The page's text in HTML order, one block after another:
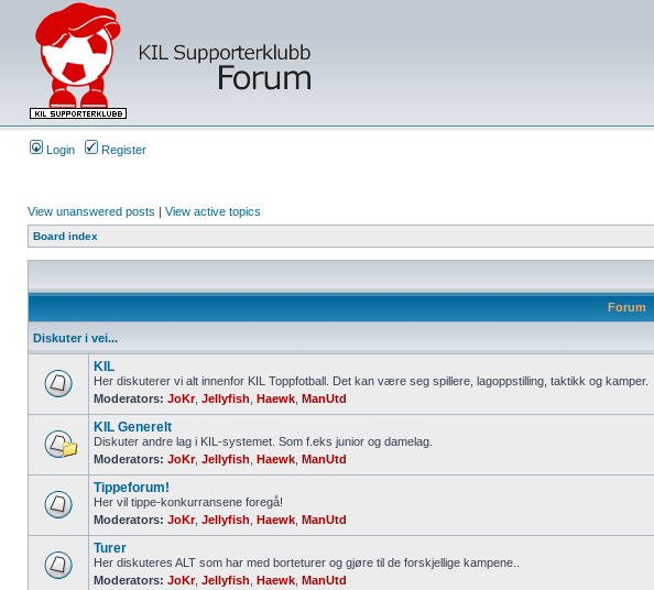
Login Register
View unanswered posts | View active topics
Board index
Forum
Diskuter i vei...
KIL
Her diskuterer vi alt innenfor KIL Toppfotball. Det kan være seg spillere, lagoppstilling, taktikk og kamper.
Moderators: JoKr, Jellyfish Haewk ManUtd
KIL Generelt
Diskuter andre lag i KIL-systemet. Som f.eks junior og damelag.
Moderators: JoKr, Jellyfish Haewk ManUtd
Tippeforum!
Her vil tippe-konkurransene foregå!
Moderators: JoKr, Jellyfish Haewk ManUtd
Turer
Her diskuteres ALT som har med borteturer og gjøre til de forskjellige kampene..
Moderators: JoKr, Jellyfish Haewk ManUtd